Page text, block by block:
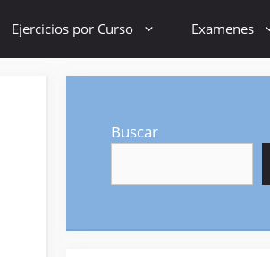
Ejercicios por Curso Examenes
Buscar